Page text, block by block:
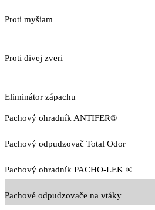
Proti myšiam
Proti divej zveri
Eliminátor zápachu
Pachový ohradník ANTIFER®
Pachový odpudzovač Total Odor
Pachový ohradník PACHO-LEK ®
Pachové odpudzovače na vtáky